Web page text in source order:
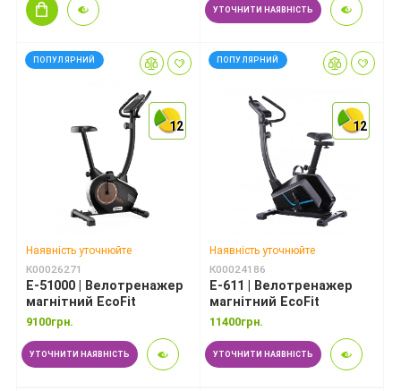
УТОЧНИТИ НАЯВНІСТЬ
12
12
12
ПОПУЛЯРНИЙ
Наявність уточнюйте
К00026271
E-51000 | Велотренажер
магнітний EcoFit
9100грн.
УТОЧНИТИ НАЯВНІСТЬ
12
12
12
ПОПУЛЯРНИЙ
Наявність уточнюйте
К00024186
E-611 | Велотренажер
магнітний EcoFit
11400грн.
УТОЧНИТИ НАЯВНІСТЬ